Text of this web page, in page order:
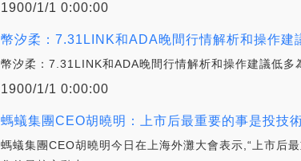
1900/1/1 0:00:00
幣汐柔：7.31LINK和ADA晚間行情解析和操作建
幣汐柔：7.31LINK和ADA晚間行情解析和操作建議低多
1900/1/1 0:00:00
螞蟻集團CEO胡曉明：上市后最重要的事是投技
螞蟻集團CEO胡曉明今日在上海外灘大會表示,“上市后